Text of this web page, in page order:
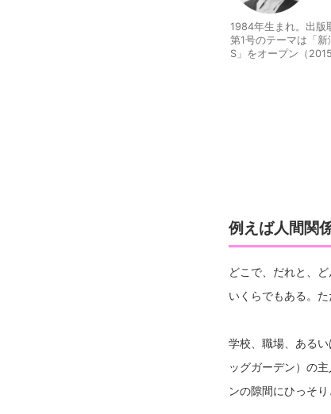
1984年生まれ。出版
第1号のテーマは「
S」をオープン（
例えば人間関
どこで、だれと、
いくらでもある。
学校、職場、ある
ッグガーデン）の
ンの隙間にひっそ